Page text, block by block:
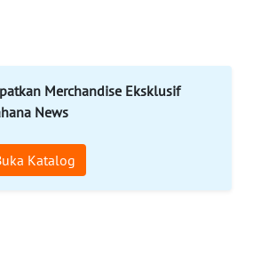
Merchandise Eksklusif
News
Katalog